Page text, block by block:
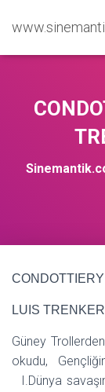
LUIS
Güney
okudu,
I.Dünya